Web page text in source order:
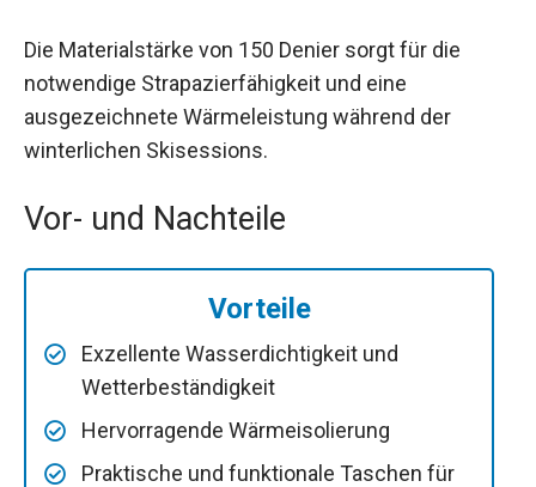
Die Materialstärke von 150 Denier sorgt für die
notwendige Strapazierfähigkeit und eine
ausgezeichnete Wärmeleistung während der
winterlichen Skisessions.
Vor- und Nachteile
Vorteile
Exzellente Wasserdichtigkeit und
Wetterbeständigkeit
Hervorragende Wärmeisolierung
Praktische und funktionale Taschen für